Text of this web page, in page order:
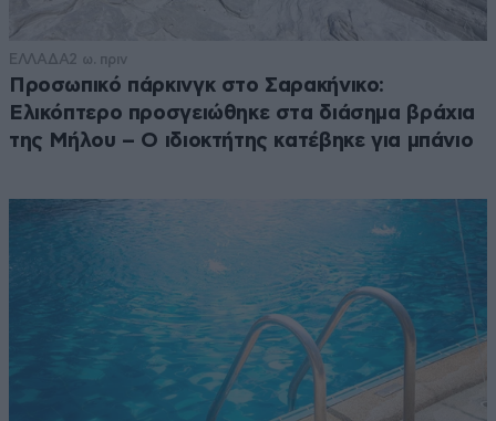
ΕΛΛΑΔΑ2 ω. πριν
Προσωπικό πάρκινγκ στο Σαρακήνικο:
Ελικόπτερο προσγειώθηκε στα διάσημα βράχια
της Μήλου – Ο ιδιοκτήτης κατέβηκε για μπάνιο